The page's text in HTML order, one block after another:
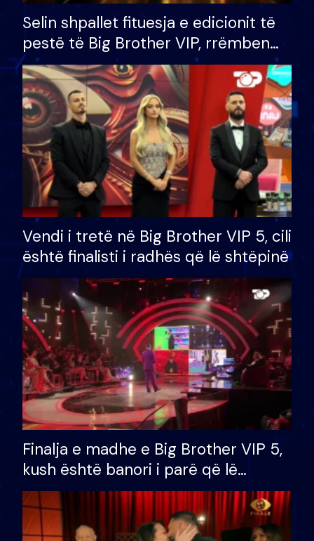
Selin shpallet fituesja e edicionit të
pestë të Big Brother VIP, rrëmben
çmimin e madh prej 100 mijë eurosh
Vendi i tretë në Big Brother VIP 5, cili
është finalisti i radhës që lë shtëpinë
Finalja e madhe e Big Brother VIP 5,
kush është banori i parë që lë
shtëpinë dhe humb mundësinë për
të fituar çmimin e madh